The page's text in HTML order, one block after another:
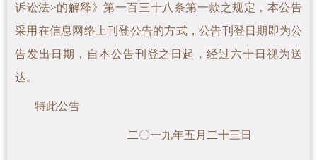
诉讼法>的解释》第一百三十八条第一款之规定，本公告
采用在信息网络上刊登公告的方式，公告刊登日期即为公
告发出日期，自本公告刊登之日起，经过六十日视为送
达。
特此公告
二〇一九年五月二十三日